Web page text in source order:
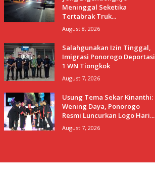
Meninggal Seketika
Tertabrak Truk...
August 8, 2026
Salahgunakan Izin Tinggal,
Imigrasi Ponorogo Deportasi
1 WN Tiongkok
August 7, 2026
Usung Tema Sekar Kinanthi:
Wening Daya, Ponorogo
Resmi Luncurkan Logo Hari...
August 7, 2026